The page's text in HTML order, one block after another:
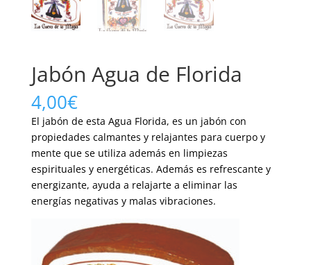
Jabón Agua de Florida
4,00€
El jabón de esta Agua Florida, es un jabón con
propiedades calmantes y relajantes para cuerpo y
mente que se utiliza además en limpiezas
espirituales y energéticas. Además es refrescante y
energizante, ayuda a relajarte a eliminar las
energías negativas y malas vibraciones.